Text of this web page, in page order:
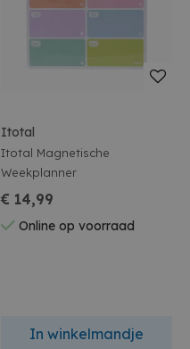
Itotal
Itotal Magnetische
Weekplanner
€ 14,99
Online op voorraad
In winkelmandje